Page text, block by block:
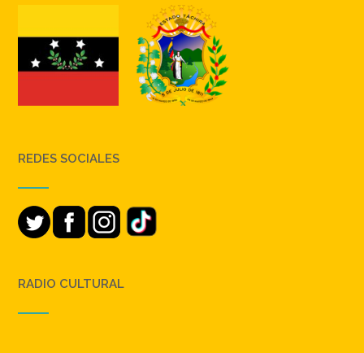
REDES SOCIALES
RADIO CULTURAL